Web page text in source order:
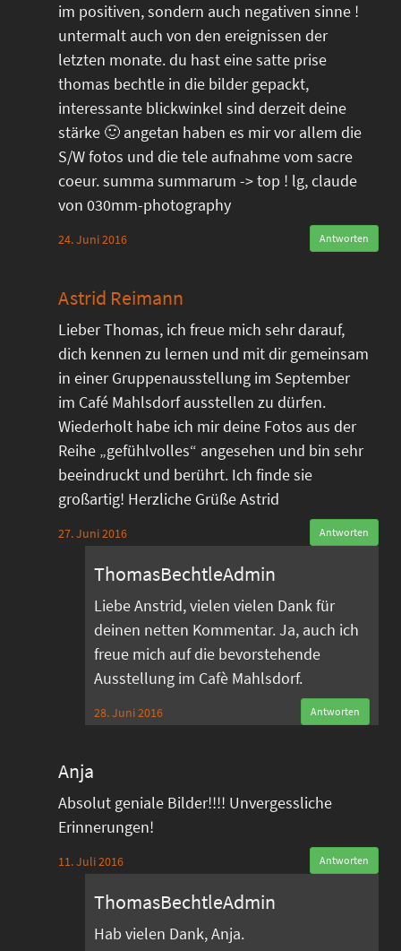
im positiven, sondern auch negativen sinne !
untermalt auch von den ereignissen der
letzten monate. du hast eine satte prise
thomas bechtle in die bilder gepackt,
interessante blickwinkel sind derzeit deine
stärke 🙂 angetan haben es mir vor allem die
S/W fotos und die tele aufnahme vom sacre
coeur. summa summarum -> top ! lg, claude
von 030mm-photography
24. Juni 2016 Antworten
Astrid Reimann
Lieber Thomas, ich freue mich sehr darauf,
dich kennen zu lernen und mit dir gemeinsam
in einer Gruppenausstellung im September
im Café Mahlsdorf ausstellen zu dürfen.
Wiederholt habe ich mir deine Fotos aus der
Reihe „gefühlvolles“ angesehen und bin sehr
beeindruckt und berührt. Ich finde sie
großartig! Herzliche Grüße Astrid
27. Juni 2016 Antworten
ThomasBechtleAdmin
Liebe Anstrid, vielen vielen Dank für
deinen netten Kommentar. Ja, auch ich
freue mich auf die bevorstehende
Ausstellung im Cafè Mahlsdorf.
28. Juni 2016 Antworten
Anja
Absolut geniale Bilder!!!! Unvergessliche
Erinnerungen!
11. Juli 2016 Antworten
ThomasBechtleAdmin
Hab vielen Dank, Anja.